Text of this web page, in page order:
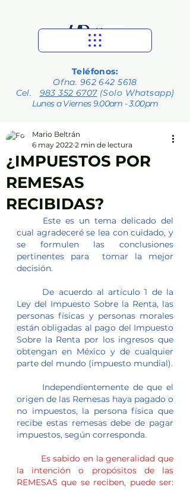
Teléfonos:
Ofna. 962 642 5618
Cel. 983 352 6707(Solo Whatsapp)
Lunes a Viernes 9.00am - 3.00pm
¿IMPUESTOS POR
REMESAS
RECIBIDAS?
Mario Beltrán
6 may 2022 2 min de lectura
cual agradeceré se lea con cuidado, y
se formulen las conclusiones
pertinentes para  tomar la mejor
decisión.
Ley del Impuesto Sobre la Renta, las
personas físicas y personas morales
están obligadas al pago del Impuesto
Sobre la Renta por los ingresos que
obtengan en México y de cualquier
parte del mundo (impuesto mundial).
origen de las Remesas haya pagado o
no impuestos, la persona física que
recibe estas remesas debe de pagar
impuestos, según corresponda.
Es sabido en la generalidad que
la intención o propósitos de las
REMESAS que se reciben, puede ser: